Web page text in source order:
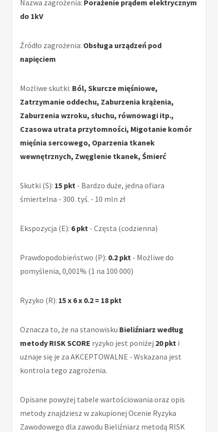
Nazwa zagrożenia: Porażenie prądem elektrycznym
do 1kV
Źródło zagrożenia: Obsługa urządzeń pod
napięciem
Możliwe skutki: Ból, Skurcze mięśniowe,
Zatrzymanie oddechu, Zaburzenia krążenia,
Zaburzenia wzroku, słuchu, równowagi itp.,
Czasowa utrata przytomności, Migotanie komór
mięśnia sercowego, Oparzenia tkanek
wewnętrznych, Zwęglenie tkanek, Śmierć
Skutki (S): 15 pkt - Bardzo duże, jedna ofiara
śmiertelna - 300. tyś. - 10 mln zł
Ekspozycja (E): 6 pkt - Częsta (codzienna)
Prawdopodobieństwo (P): 0.2 pkt - Możliwe do
pomyślenia, 0,001% (1 na 100 000)
Ryzyko (R): 15 x 6 x 0.2 = 18 pkt
Oznacza to, że na stanowisku Bieliźniarz według
metody RISK SCORE ryzyko jest poniżej 20 pkt i
uznaje się je za AKCEPTOWALNE - Wskazana jest
kontrola tego zagrożenia.
Opisane powyżej tabele wartościowania oraz opis
metody znajdziesz w zakupionej Ocenie Ryzyka
Zawodowego dla zawodu Bieliźniarz metodą RISK